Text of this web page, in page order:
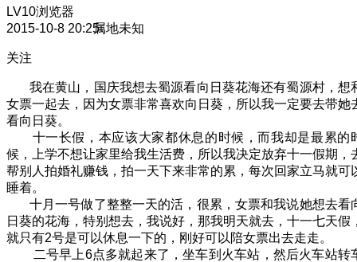
LV10浏览器
2015-10-8 20:25属地未知
关注
我在黄山，国庆我想去蜀源看向日葵花海还有蜀源村，想
女票一起去，因为女票非常喜欢向日葵，所以我一定要去带她
看向日葵。
十一长假，本应该大家都休息的时候，而我却是最累的
候，上学不想让家里给我生活费，所以我决定放弃十一假期，
帮别人拍婚礼赚钱，拍一天下来非常的累，每次回家立马就可
睡着。
十月一号做了整整一天的活，很累，女票和我说她想去看
日葵的花海，特别想去，我说好，那我明天就去，十一七天假
就只有2号是可以休息一下的，刚好可以陪女票出去走走。
二号早上6点多就起来了，坐车到火车站，然后火车站转